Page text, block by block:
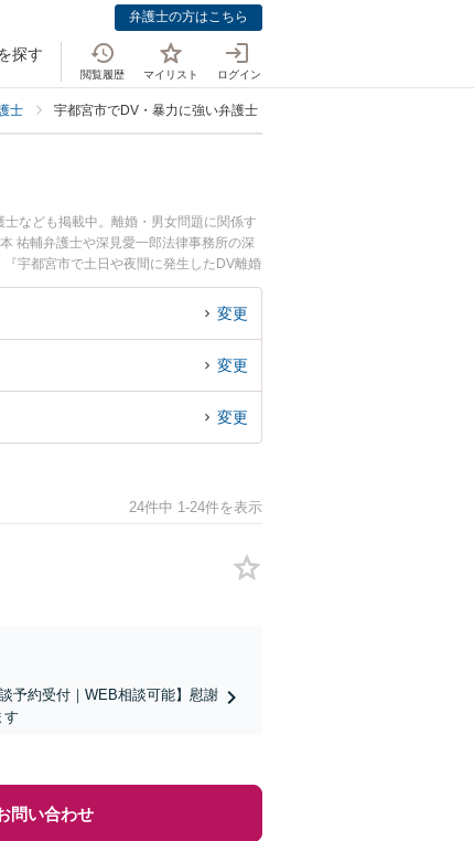
弁護士の方はこちら
探す
閲覧履歴 マイリスト ログイン
士 宇都宮市でDV・暴力に強い弁護士
なども掲載中。離婚・男女問題に関係す
祐輔弁護士や深見愛一郎法律事務所の深
宇都宮市で土日や夜間に発生したDV離婚
婚を法律相談できる宇都宮市内の弁護士に
変更
変更
変更
24件中 1-24件を表示
予約受付｜WEB相談可能】慰謝
す
問い合わせ